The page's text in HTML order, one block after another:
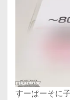
すーぱーそに